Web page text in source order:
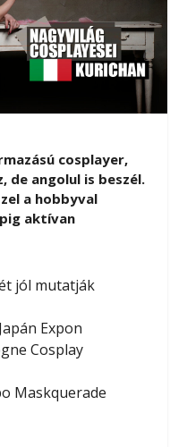
cosplayer,
de angolul is beszél.
a hobbyval
aktívan
jól mutatják
Expon
Cosplay
Maskquerade